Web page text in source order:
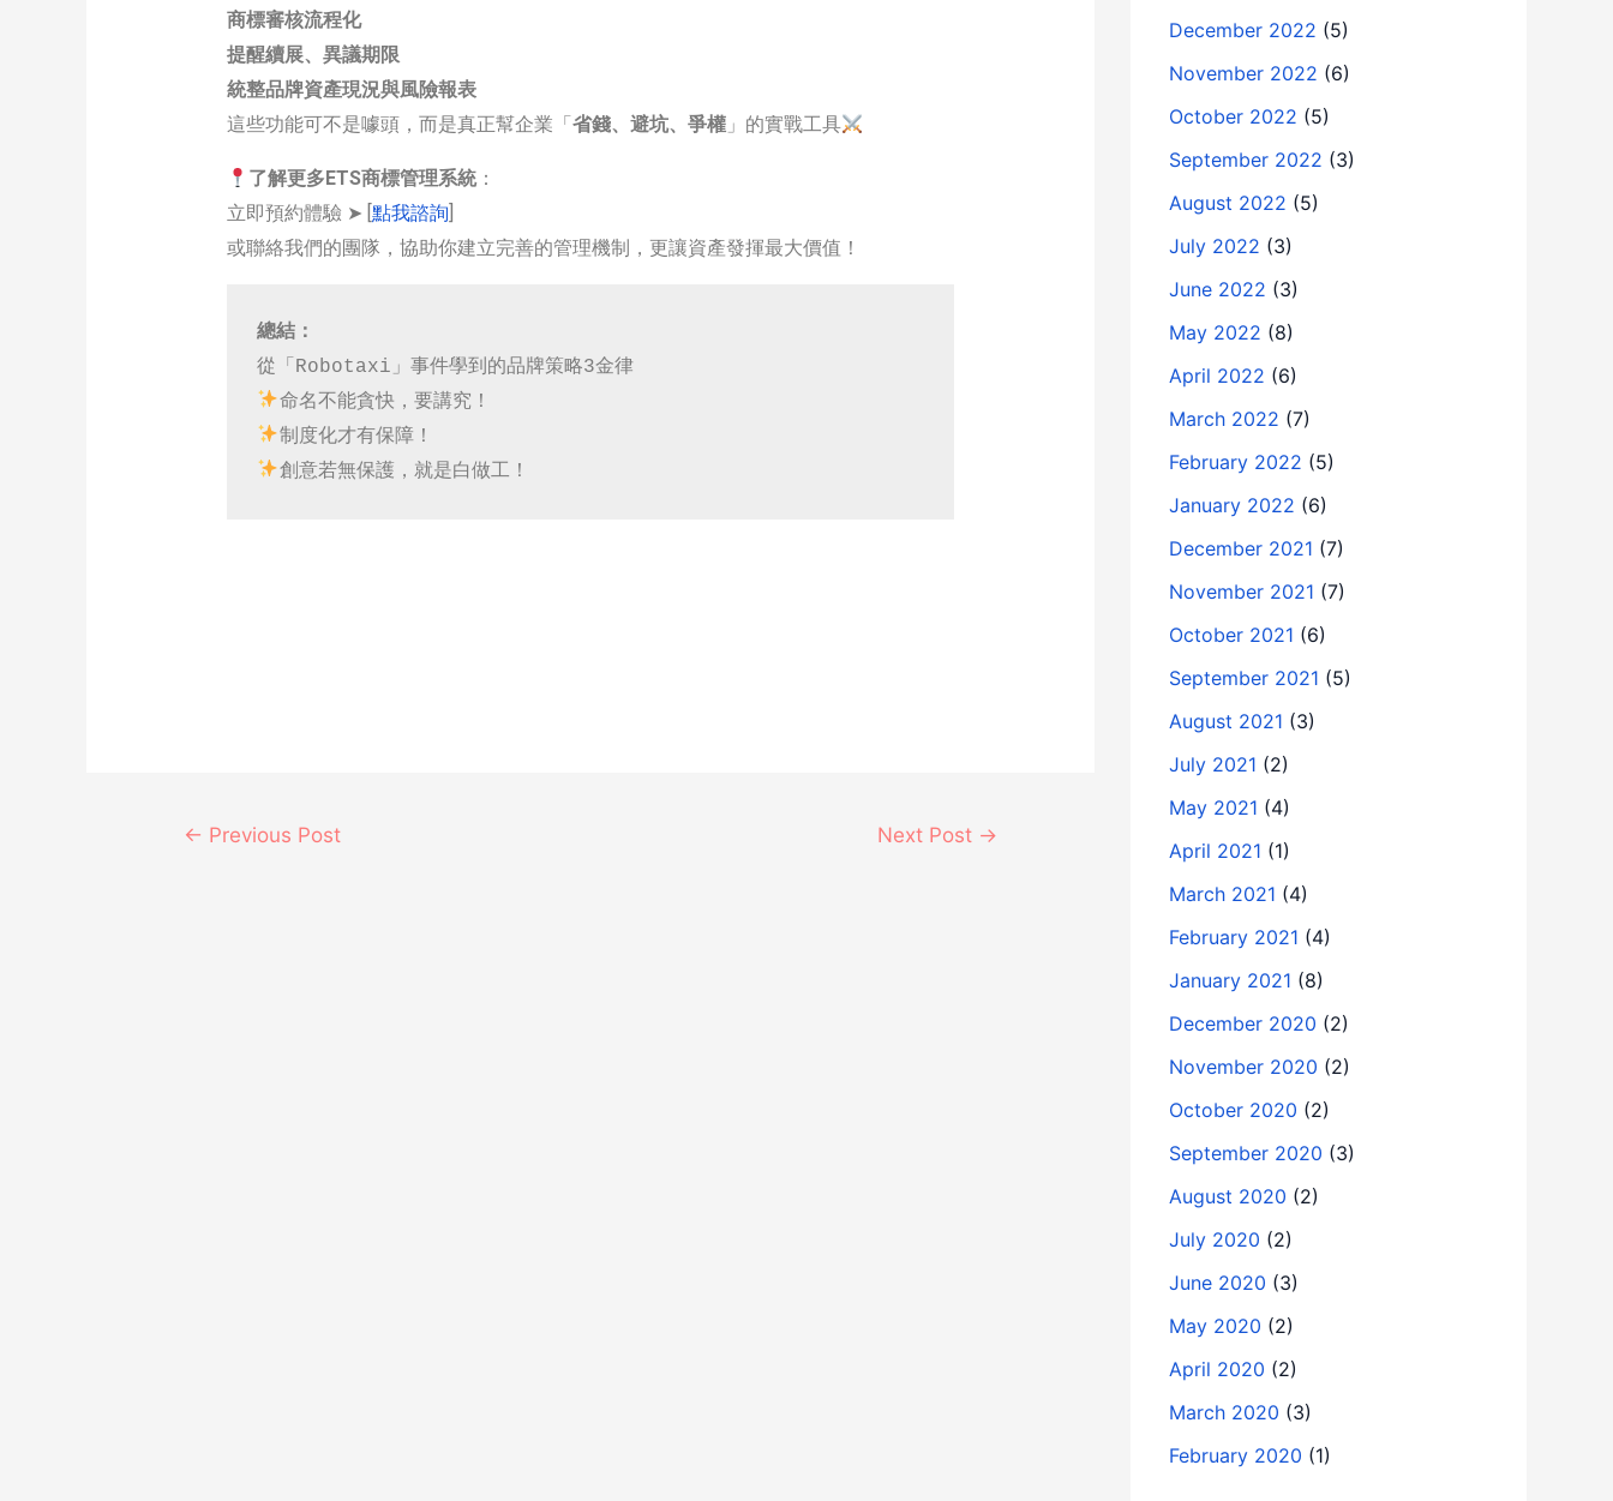
商標審核流程化
提醒續展、異議期限
統整品牌資產現況與風險報表
這些功能可不是噱頭，而是真正幫企業「省錢、避坑、爭權」的實戰工具
了解更多ETS商標管理系統：
立即預約體驗 ➤ [ 點我諮詢
或聯絡我們的團隊，協助你建立完善的管理機制，更讓資產發揮最大價值！
總結：
從「Robotaxi」事件學到的品牌策略3金律
命名不能貪快，要講究！
制度化才有保障！
創意若無保護，就是白做工！
← Previous Post Next Post →
December 2022 (5)
November 2022 (6)
October 2022 (5)
September 2022 (3)
August 2022 (5)
July 2022 (3)
June 2022 (3)
May 2022 (8)
April 2022 (6)
March 2022 (7)
February 2022 (5)
January 2022 (6)
December 2021 (7)
November 2021 (7)
October 2021 (6)
September 2021 (5)
August 2021 (3)
July 2021 (2)
May 2021 (4)
April 2021 (1)
March 2021 (4)
February 2021 (4)
January 2021 (8)
December 2020 (2)
November 2020 (2)
October 2020 (2)
September 2020 (3)
August 2020 (2)
July 2020 (2)
June 2020 (3)
May 2020 (2)
April 2020 (2)
March 2020 (3)
February 2020 (1)